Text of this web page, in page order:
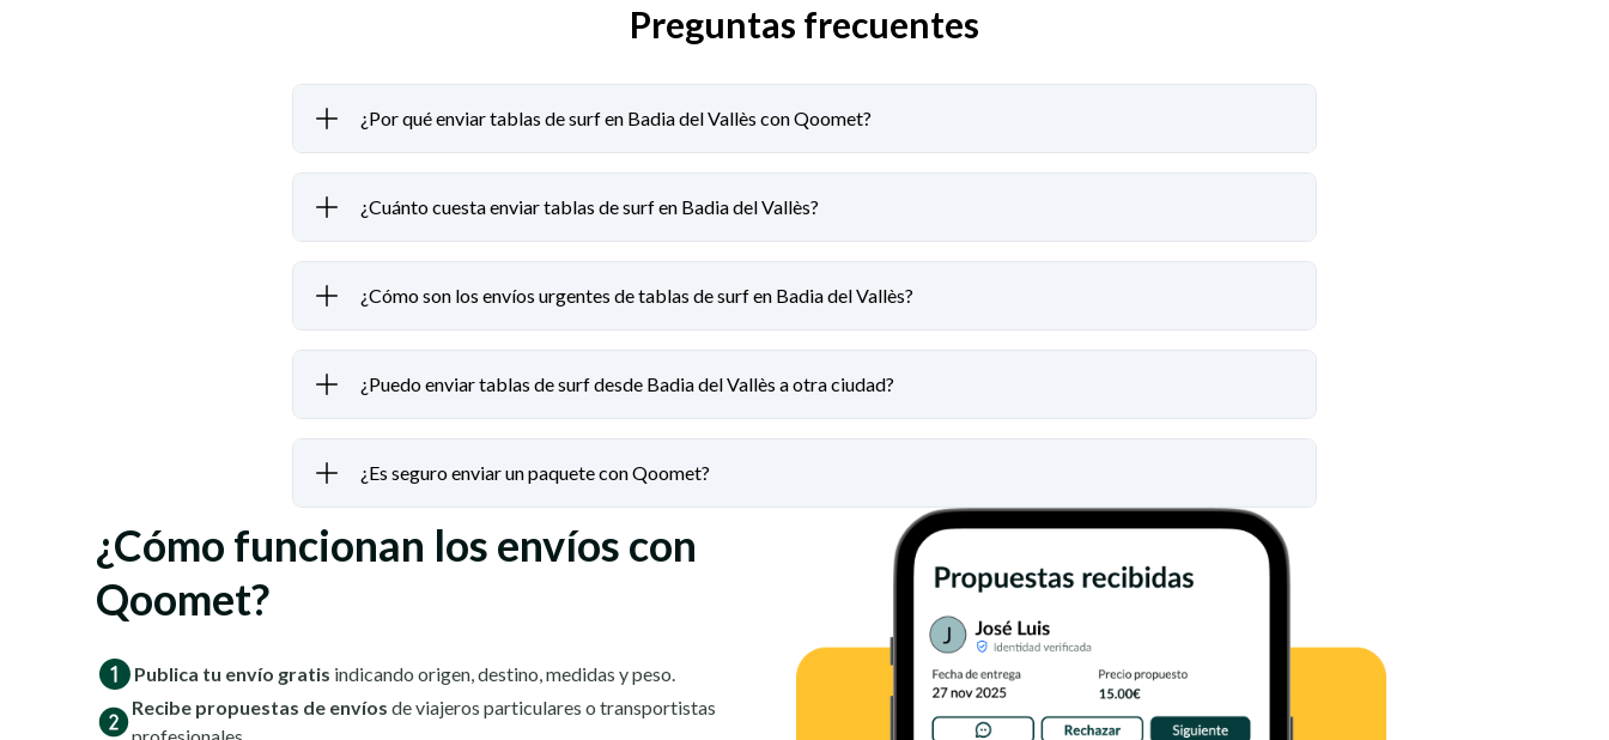
Preguntas frecuentes
¿Por qué enviar tablas de surf en Badia del Vallès con Qoomet?
¿Cuánto cuesta enviar tablas de surf en Badia del Vallès?
¿Cómo son los envíos urgentes de tablas de surf en Badia del Vallès?
¿Puedo enviar tablas de surf desde Badia del Vallès a otra ciudad?
¿Es seguro enviar un paquete con Qoomet?
¿Cómo funcionan los envíos con
Qoomet?
Publica tu envío gratis indicando origen, destino, medidas y peso.
Recibe propuestas de envíos de viajeros particulares o transportistas